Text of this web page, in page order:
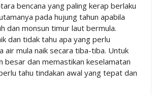
bencana yang paling kerap berlaku
pada hujung tahun apabila
dan monsun timur laut bermula.
dan tidak tahu apa yang perlu
air mula naik secara tiba-tiba. Untuk
besar dan memastikan keselamatan
tahu tindakan awal yang tepat dan